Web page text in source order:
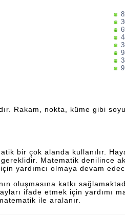
Rakam, nokta, küme gibi
bir çok alanda kullanılır.
Matematik denilince
yardımcı olmaya devam
oluşmasına katkı
ifade etmek için yardımı
ile aralanır.